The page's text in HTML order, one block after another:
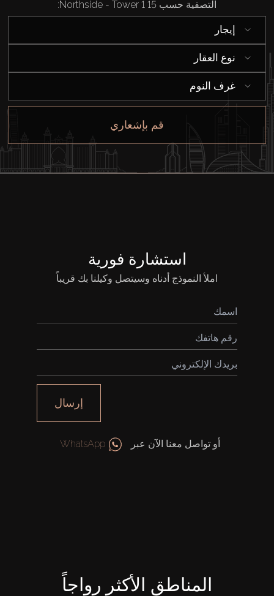
إيجار
التصفية حسب 15 Northside - Tower 1:
إيجار
نوع العقار
غرف النوم
قم بإشعاري
استشارة فورية
املأ النموذج أدناه وسيتصل وكيلنا بك قريباً
إرسال
أو تواصل معنا الآن عبر WhatsApp
المناطق الأكثر رواجاً